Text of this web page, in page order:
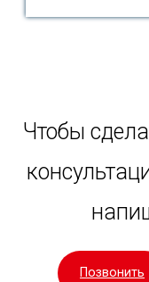
Чтобы
Позвонить